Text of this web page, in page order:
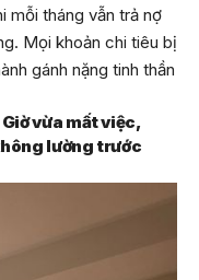
mỗi tháng vẫn trả nợ
Mọi khoản chi tiêu bị
gánh nặng tinh thần
vừa mất việc,
lường trước